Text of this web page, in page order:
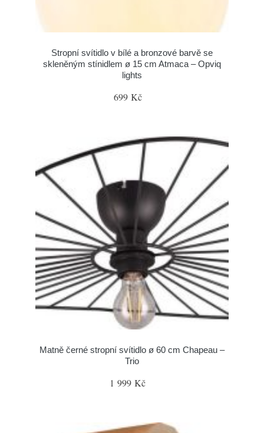
Stropní svítidlo v bílé a bronzové barvě se
skleněným stínidlem ø 15 cm Atmaca – Opviq
lights
699 Kč
Matně černé stropní svítidlo ø 60 cm Chapeau –
Trio
1 999 Kč